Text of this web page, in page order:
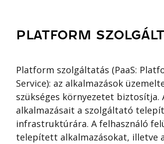
PLATFORM
Platform szolgáltatás (PaaS:
Service): az alkalmazások
szükséges környezetet biztosítja.
alkalmazásait a szolgáltató
infrastruktúrára. A felhasználó
telepített alkalmazásokat, illetve